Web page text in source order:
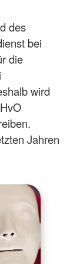
des
bei
die
wird
Jahren